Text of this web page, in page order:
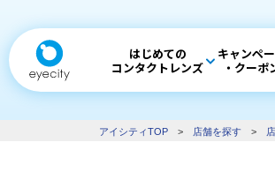
はじめての
コンタクトレンズ
キャンペ
・クーポ
アイシティTOP > 店舗を探す >